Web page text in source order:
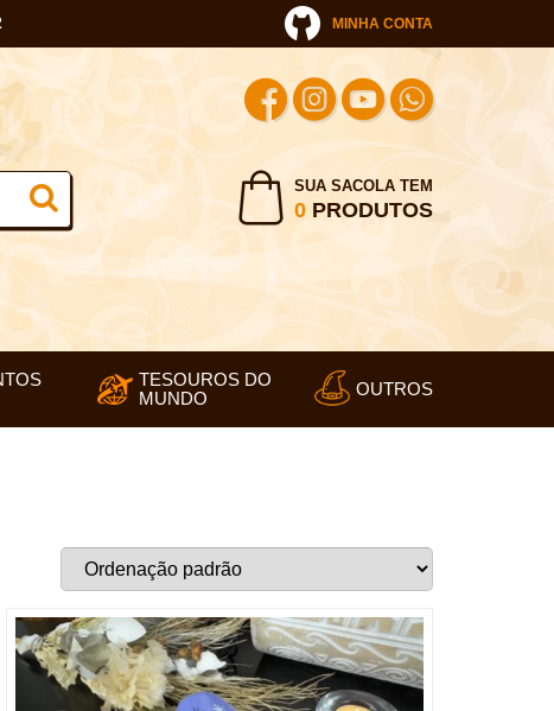
MINHA CONTA
SUA SACOLA TEM
0PRODUTOS
TESOUROS DO
MUNDO
OUTROS